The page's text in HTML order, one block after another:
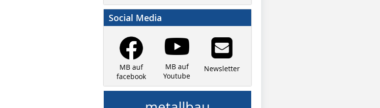
Social Media
MB auf
facebook
MB auf
Youtube
Newsletter